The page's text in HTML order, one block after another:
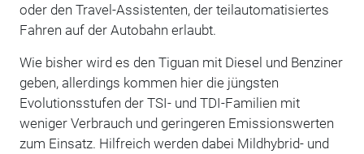
oder den Travel-Assistenten, der teilautomatisiertes
Fahren auf der Autobahn erlaubt.
Wie bisher wird es den Tiguan mit Diesel und Benziner
geben, allerdings kommen hier die jüngsten
Evolutionsstufen der TSI- und TDI-Familien mit
weniger Verbrauch und geringeren Emissionswerten
zum Einsatz. Hilfreich werden dabei Mildhybrid- und